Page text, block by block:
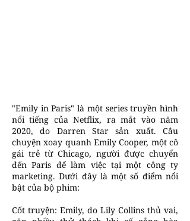
"Emily in Paris" là một series truyền hình
nổi tiếng của Netflix, ra mắt vào năm
2020, do Darren Star sản xuất. Câu
chuyện xoay quanh Emily Cooper, một cô
gái trẻ từ Chicago, người được chuyển
đến Paris để làm việc tại một công ty
marketing. Dưới đây là một số điểm nổi
bật của bộ phim:
Cốt truyện: Emily, do Lily Collins thủ vai,